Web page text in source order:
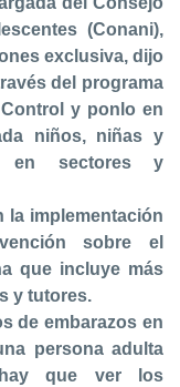
(Conani),
exclusiva, dijo
del programa
y ponlo en
niños, niñas y
en sectores y
la implementación
sobre el
que incluye más
y tutores.
de embarazos en
persona adulta
que ver los